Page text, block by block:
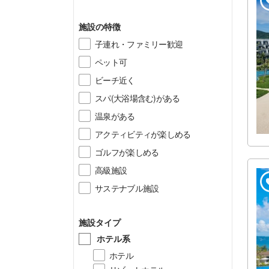
施設の特徴
子連れ・ファミリー歓迎
ペット可
ビーチ近く
スパ(大浴場含む)がある
温泉がある
アクティビティが楽しめる
ゴルフが楽しめる
高級施設
サステナブル施設
施設タイプ
ホテル系
ホテル